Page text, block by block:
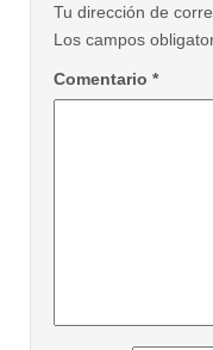
Tu dirección de
Los campos
Comentario *